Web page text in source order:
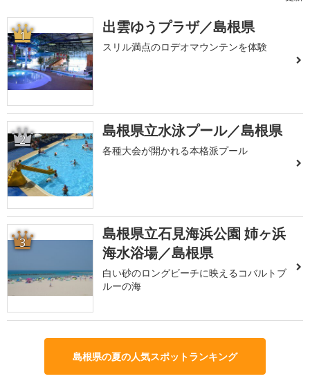
1 出雲ゆうプラザ／島根県
スリル満点のロデオマウンテンを体験
2 島根県立水泳プール／島根県
各種大会が開かれる本格派プール
3
島根県立石見海浜公園 姉ヶ浜
海水浴場／島根県
白い砂のロングビーチに映えるコバルトブ
ルーの海
島根県の夏の人気スポットランキング